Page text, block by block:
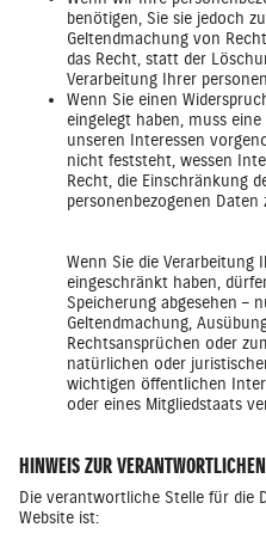
benötigen, Sie sie jedoch
Geltendmachung von
das Recht, statt der
Verarbeitung Ihrer
Wenn Sie einen
eingelegt haben, muss
unseren Interessen
nicht feststeht, wessen
Recht, die Einschränkung
personenbezogenen Daten
Wenn Sie die Verarbeitung
eingeschränkt haben,
Speicherung abgesehen –
Geltendmachung,
Rechtsansprüchen oder
natürlichen oder
wichtigen öffentlichen
oder eines Mitgliedstaats
HINWEIS ZUR
Die verantwortliche Stelle für die
Website ist: